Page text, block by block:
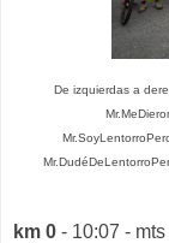
De izquierdas a
km 0 - 10:07 -